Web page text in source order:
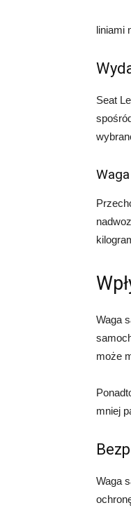
liniami
Seat
Waga
może
mniej
Waga